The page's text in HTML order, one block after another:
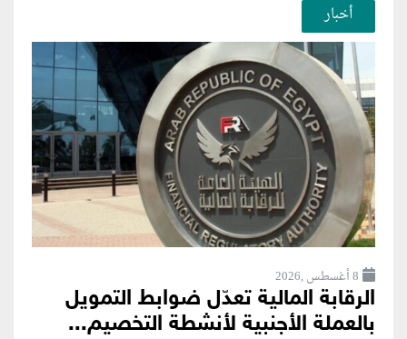
أخبار
8 أغسطس ,2026
الرقابة المالية تعدّل ضوابط التمويل
بالعملة الأجنبية لأنشطة التخصيم...